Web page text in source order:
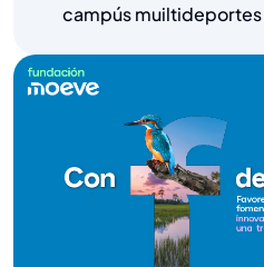
campús muiltideportes